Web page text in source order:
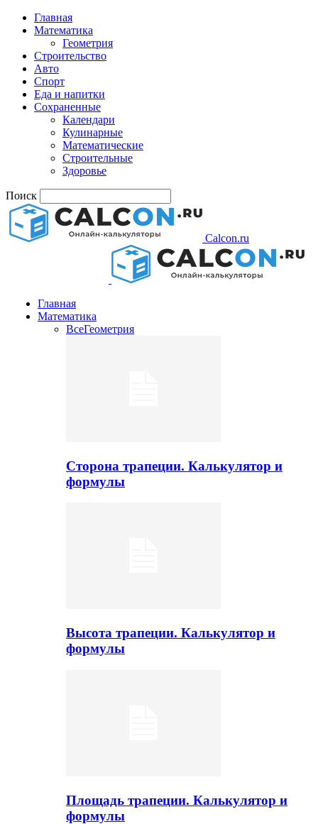
Главная
Математика
Геометрия
Строительство
Авто
Спорт
Еда и напитки
Сохраненные
Календари
Кулинарные
Математические
Строительные
Здоровье
Поиск
Calcon.ru
Главная
Математика
ВсеГеометрия
Сторона трапеции. Калькулятор и
формулы
Высота трапеции. Калькулятор и
формулы
Площадь трапеции. Калькулятор и
формулы